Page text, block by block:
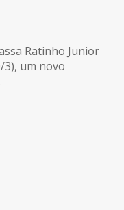
Ratinho Junior
um novo